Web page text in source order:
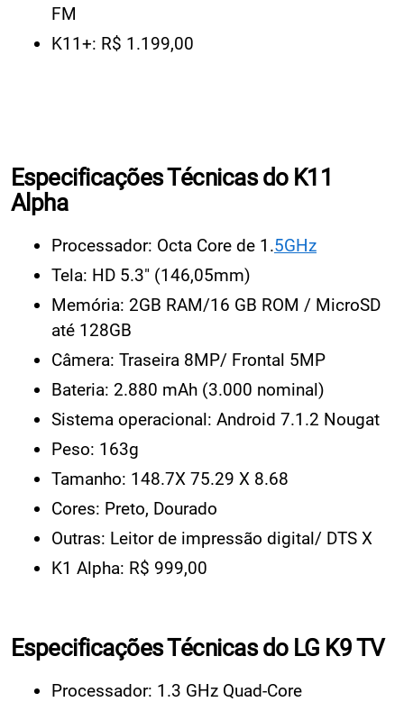
FM
K11+: R$ 1.199,00
Especificações Técnicas do K11
Alpha
Processador: Octa Core de 1.5GHz
Tela: HD 5.3" (146,05mm)
Memória: 2GB RAM/16 GB ROM / MicroSD
até 128GB
Câmera: Traseira 8MP/ Frontal 5MP
Bateria: 2.880 mAh (3.000 nominal)
Sistema operacional: Android 7.1.2 Nougat
Peso: 163g
Tamanho: 148.7X 75.29 X 8.68
Cores: Preto, Dourado
Outras: Leitor de impressão digital/ DTS X
K1 Alpha: R$ 999,00
Especificações Técnicas do LG K9 TV
Processador: 1.3 GHz Quad-Core